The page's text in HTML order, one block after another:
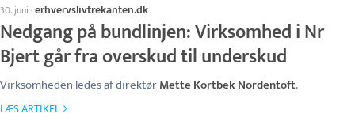
30. juni ·erhvervslivtrekanten.dk
Nedgang på bundlinjen: Virksomhed i Nr
Bjert går fra overskud til underskud
Virksomheden ledes af direktørMette Kortbek Nordentoft.
LÆS ARTIKEL